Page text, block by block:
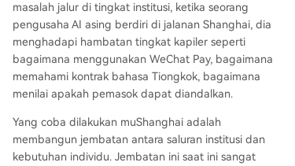
masalah jalur di tingkat institusi, ketika seorang
pengusaha AI asing berdiri di jalanan Shanghai, dia
menghadapi hambatan tingkat kapiler seperti
bagaimana menggunakan WeChat Pay, bagaimana
memahami kontrak bahasa Tiongkok, bagaimana
menilai apakah pemasok dapat diandalkan.
Yang coba dilakukan muShanghai adalah
membangun jembatan antara saluran institusi dan
kebutuhan individu. Jembatan ini saat ini sangat